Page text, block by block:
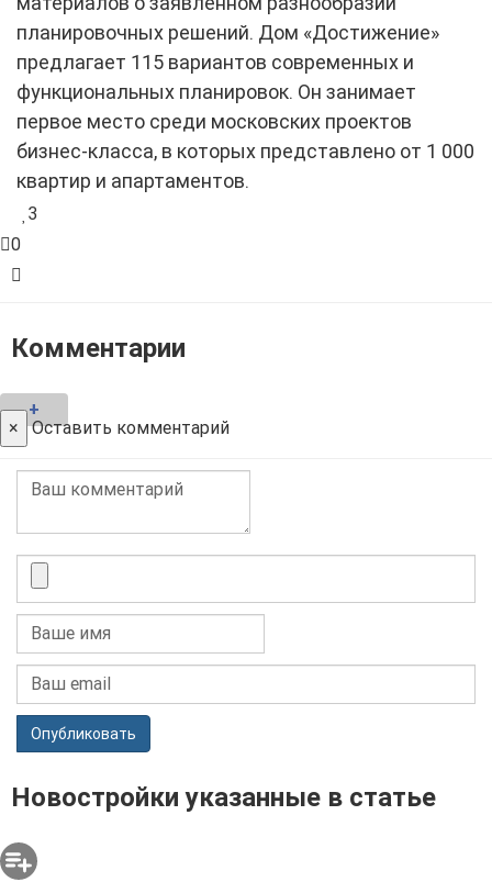
планировочных решений. Дом «Достижение»
предлагает 115 вариантов современных и
функциональных планировок. Он занимает
первое место среди московских проектов
бизнес-класса, в которых представлено от 1 000
квартир и апартаментов.
3
0
Комментарии
+
× Оставить комментарий
Опубликовать
Новостройки указанные в статье